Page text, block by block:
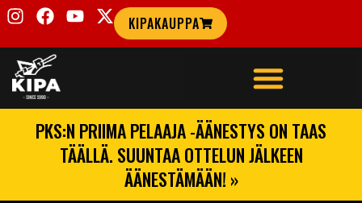
KIPAKAUPPA
PKS:N PRIIMA PELAAJA -ÄÄNESTYS ON TAAS
TÄÄLLÄ. SUUNTAA OTTELUN JÄLKEEN
ÄÄNESTÄMÄÄN! »